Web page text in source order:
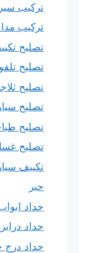
تركيب
تركيب
تصليح
تصليح
تصليح
تصليح
تصليح
تصليح
تكييف
حبر
حداد
حداد
حداد درج